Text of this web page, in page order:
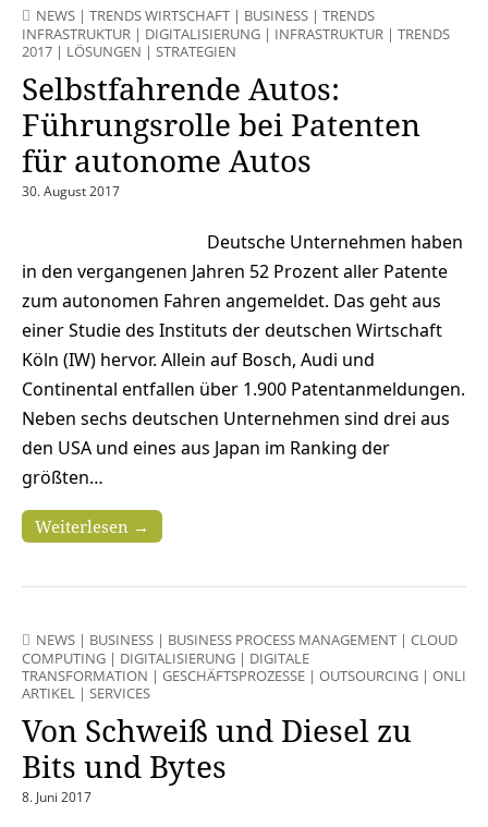
NEWS | TRENDS WIRTSCHAFT | BUSINESS | TRENDS
INFRASTRUKTUR | DIGITALISIERUNG | INFRASTRUKTUR | TRENDS
2017 | LÖSUNGEN | STRATEGIEN
Selbstfahrende Autos:
Führungsrolle bei Patenten
für autonome Autos
30. August 2017
Deutsche Unternehmen haben
in den vergangenen Jahren 52 Prozent aller Patente
zum autonomen Fahren angemeldet. Das geht aus
einer Studie des Instituts der deutschen Wirtschaft
Köln (IW) hervor. Allein auf Bosch, Audi und
Continental entfallen über 1.900 Patentanmeldungen.
Neben sechs deutschen Unternehmen sind drei aus
den USA und eines aus Japan im Ranking der
größten…
Weiterlesen →
NEWS | BUSINESS | BUSINESS PROCESS MANAGEMENT | CLOUD
COMPUTING | DIGITALISIERUNG | DIGITALE
TRANSFORMATION | GESCHÄFTSPROZESSE | OUTSOURCING | ONLINE-
ARTIKEL | SERVICES
Von Schweiß und Diesel zu
Bits und Bytes
8. Juni 2017